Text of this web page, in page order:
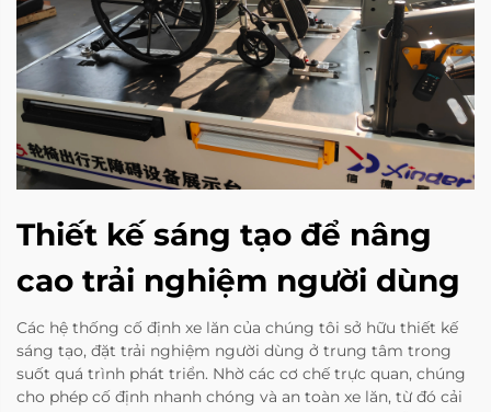
Thiết kế sáng tạo để nâng
cao trải nghiệm người dùng
Các hệ thống cố định xe lăn của chúng tôi sở hữu thiết kế
sáng tạo, đặt trải nghiệm người dùng ở trung tâm trong
suốt quá trình phát triển. Nhờ các cơ chế trực quan, chúng
cho phép cố định nhanh chóng và an toàn xe lăn, từ đó cải